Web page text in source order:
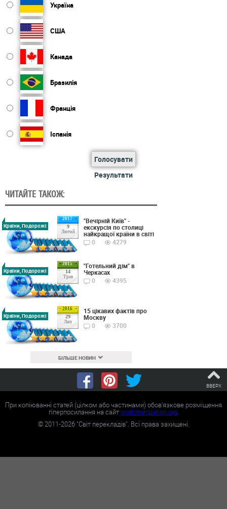
Україна
США
Канада
Бразилія
Франція
Іспанія
Голосувати
Результати
ЧИТАЙТЕ ТАКОЖ:
2017
9
Лютий
Країни, Подорожі
"Вечірній Київ" -
екскурсія по столиці
найкращої країни в світі
0
4279
2015
14
Трав
Країни, Подорожі
"Готельний дім" в
Черкасах
0
4395
2016
29
Лип
Країни, Подорожі
15 цікавих фактів про
Москву
0
3700
БІЛЬШЕ НОВИН
ВВЕРХ
При копіюванні статей (цілком або частинами) обов'язкове розміщення
гіперпосилання на сайтworldtranslation.org.
©2011-2026"Світ перекладів". Всі права захищені.